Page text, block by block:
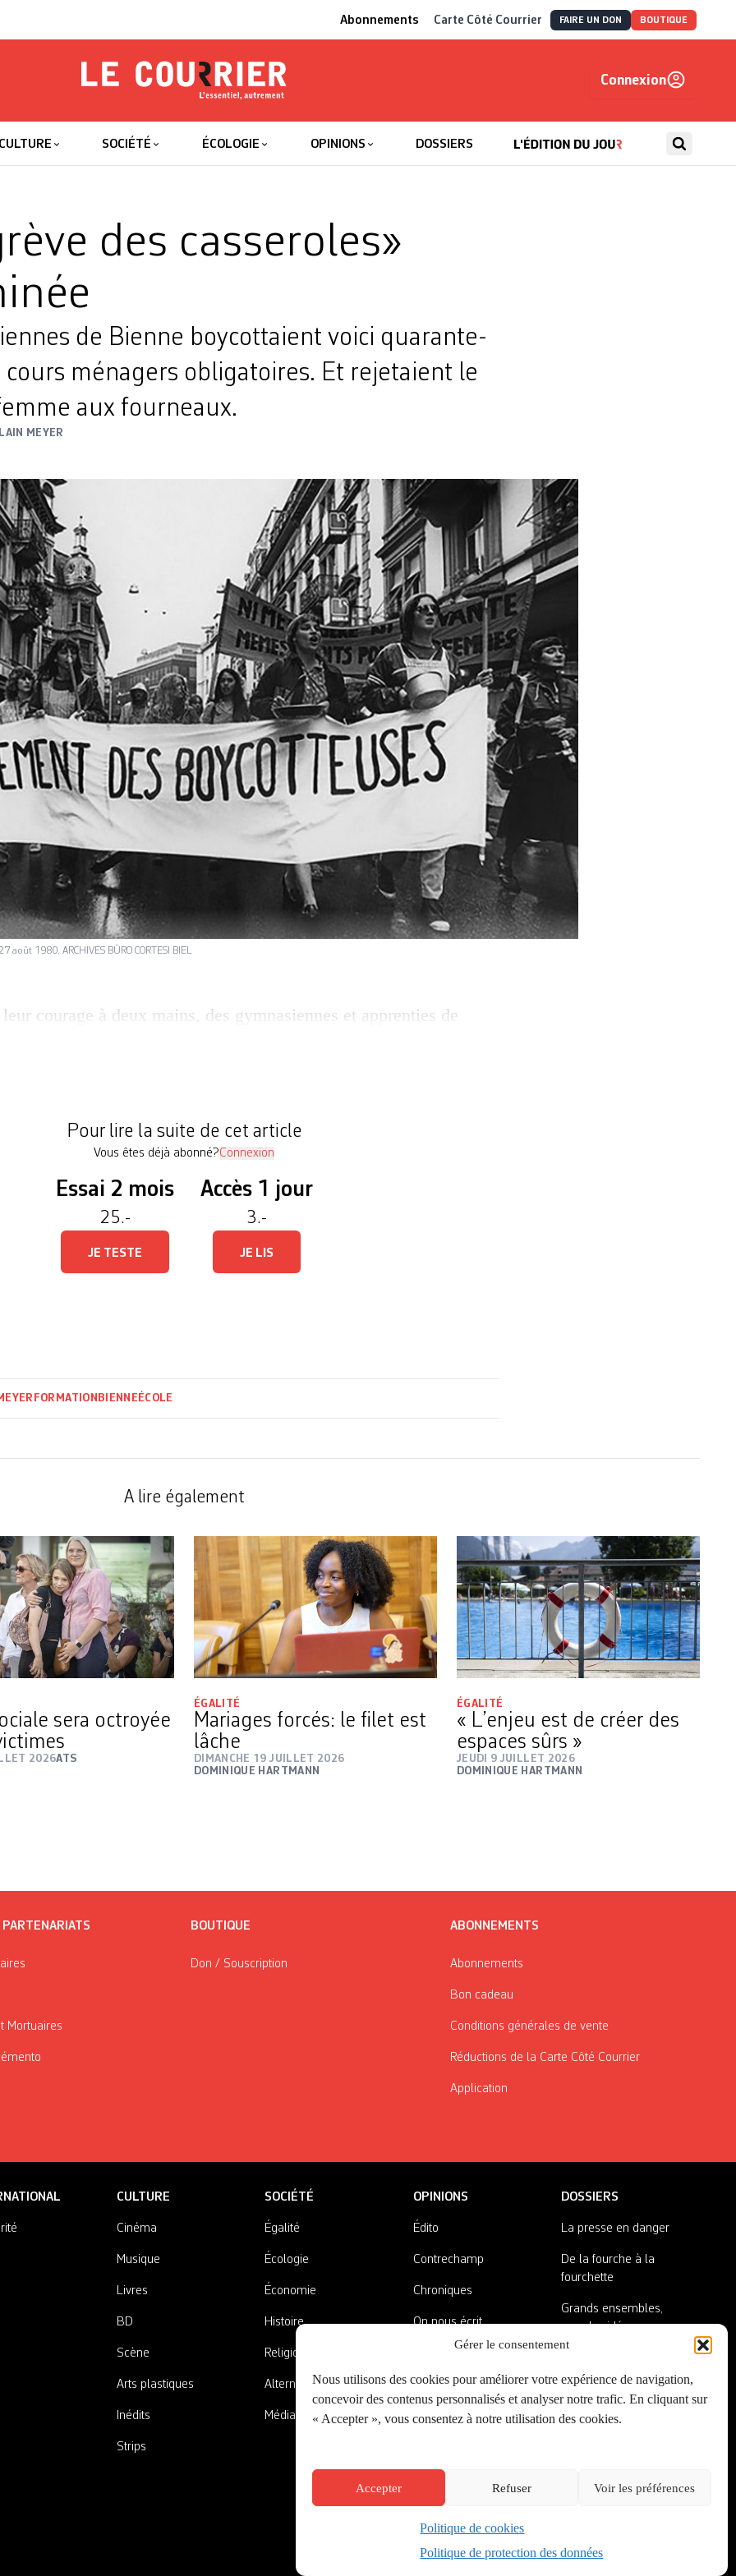
Gérer le consentement
Nous utilisons des cookies pour améliorer votre expérience de navigation,
concevoir des contenus personnalisés et analyser notre trafic. En cliquant sur
« Accepter », vous consentez à notre utilisation des cookies.
Accepter Refuser Voir les préférences
Politique de cookies
Politique de protection des données
Abonnements Carte Côté Courrier FAIRE UN DON BOUTIQUE
Le Courrier
Connexion
CULTURE SOCIÉTÉ ÉCOLOGIE OPINIONS DOSSIERS
des casseroles»
de Bienne boycottaient voici quarante-
cours ménagers obligatoires. Et rejetaient le
aux fourneaux.
MEYER
1980. ARCHIVES BÜRO CORTESI BIEL
leur courage à deux mains, des gymnasiennes et apprenties de
Pour lire la suite de cet article
Vous êtes déjà abonné?Connexion
Essai 2 mois
25.-
JE TESTE
Accès 1 jour
3.-
JE LIS
FORMATION BIENNE ÉCOLE
A lire également
sera octroyée
2026ATS
ÉGALITÉ
Mariages forcés: le filet est
lâche
DIMANCHE 19 JUILLET 2026
DOMINIQUE HARTMANN
ÉGALITÉ
« L’enjeu est de créer des
espaces sûrs »
JEUDI 9 JUILLET 2026
DOMINIQUE HARTMANN
Mortuaires
BOUTIQUE
Don / Souscription
ABONNEMENTS
Abonnements
Bon cadeau
Conditions générales de vente
Réductions de la Carte Côté Courrier
Application
CULTURE
Cinéma
Musique
Livres
BD
Scène
Arts plastiques
Inédits
Strips
SOCIÉTÉ
Égalité
Écologie
Économie
Histoire
Religions
Alternatives
Médias
OPINIONS
Édito
Contrechamp
Chroniques
On nous écrit
A côté de la plaque
DOSSIERS
La presse en danger
De la fourche à la
fourchette
Grands ensembles,
grandes idées
Créé par